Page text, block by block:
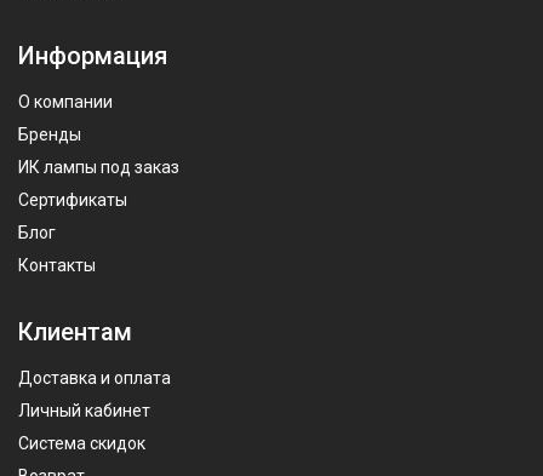
Информация
О компании
Бренды
ИК лампы под заказ
Сертификаты
Блог
Контакты
Клиентам
Доставка и оплата
Личный кабинет
Система скидок